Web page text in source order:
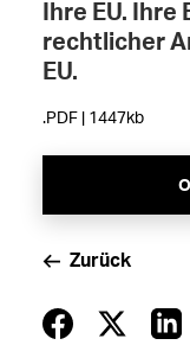
Ihre EU.
rechtlicher
EU.
.PDF | 1447kb
Zurück